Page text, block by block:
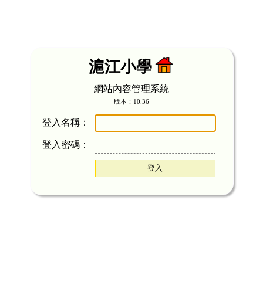
滬江小學
網站內容管理系統
版本：10.36
登入名稱：
登入密碼：